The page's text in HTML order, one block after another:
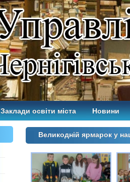
Заклади освіти міста Новини
Великодній ярмарок у